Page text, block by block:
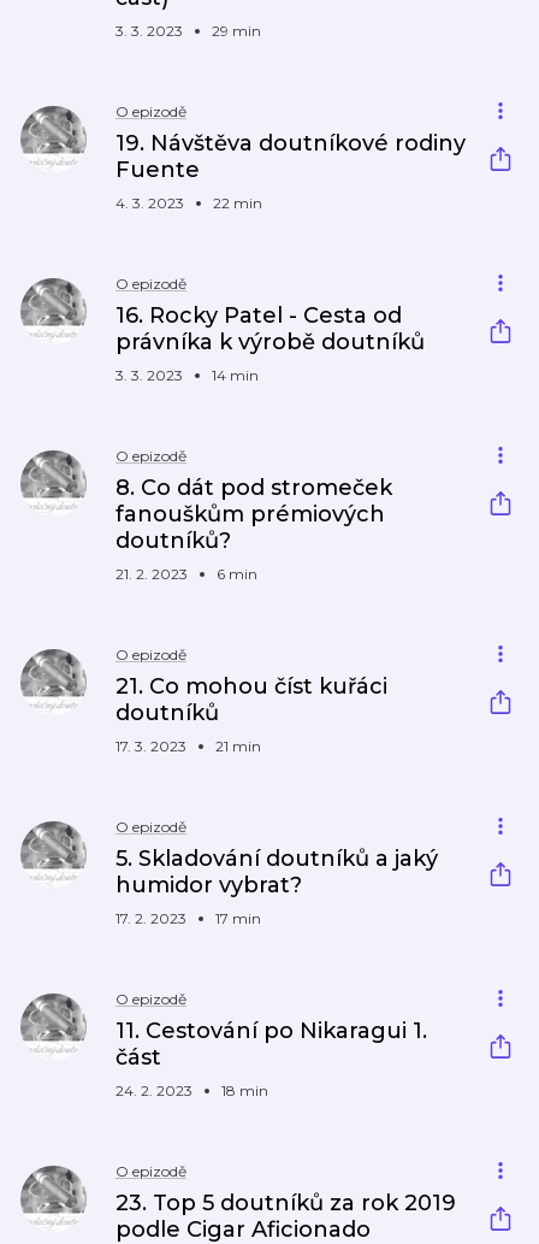
3. 3. 2023 29 min
O epizodě
19. Návštěva doutníkové rodiny
Fuente
4. 3. 2023 22 min
O epizodě
16. Rocky Patel - Cesta od
právníka k výrobě doutníků
3. 3. 2023 14 min
O epizodě
8. Co dát pod stromeček
fanouškům prémiových
doutníků?
21. 2. 2023 6 min
O epizodě
21. Co mohou číst kuřáci
doutníků
17. 3. 2023 21 min
O epizodě
5. Skladování doutníků a jaký
humidor vybrat?
17. 2. 2023 17 min
O epizodě
11. Cestování po Nikaragui 1.
část
24. 2. 2023 18 min
O epizodě
23. Top 5 doutníků za rok 2019
podle Cigar Aficionado